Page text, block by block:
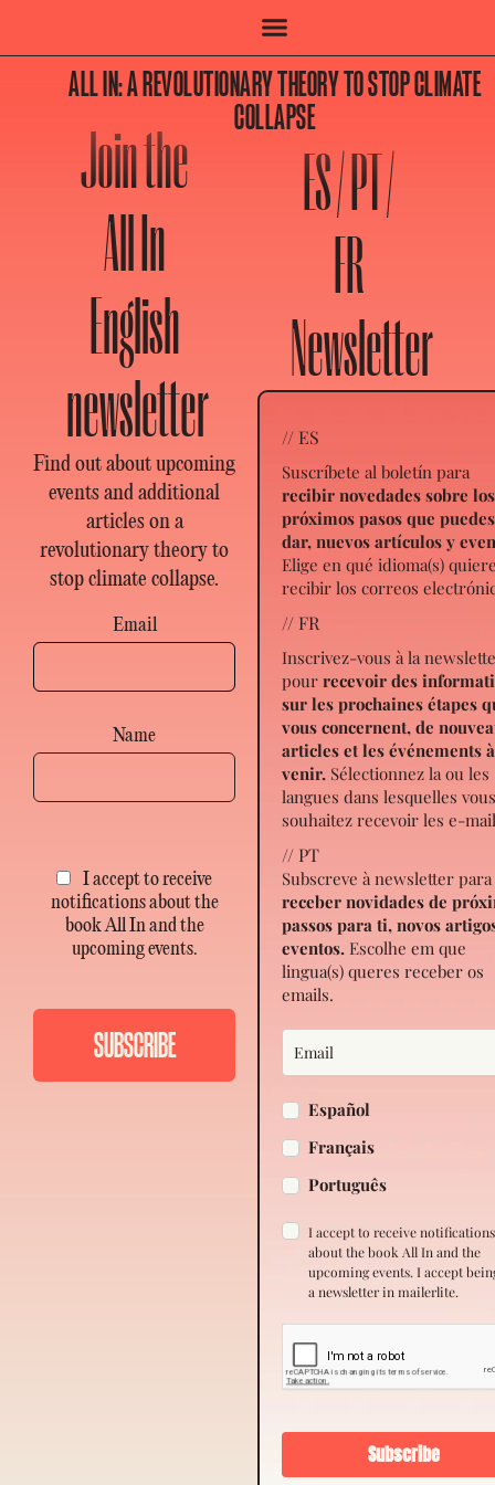
ALL IN: A REVOLUTIONARY THEORY TO STOP CLIMATE
COLLAPSE
Join the
All In
English
newsletter
Find out about upcoming
events and additional
articles on a
revolutionary theory to
stop climate collapse.
Email
Name
I accept to receive
notifications about the
book All In and the
upcoming events.
ES / PT /
FR
Newsletter
// ES
Suscríbete al boletín para
recibir novedades sobre los
próximos pasos que puedes
dar, nuevos artículos y
Elige en qué idioma(s)
recibir los correos
// FR
Inscrivez-vous à la
pourrecevoir des
sur les prochaines étapes
vous concernent, de
articles et les événements à
venir. Sélectionnez la ou les
langues dans lesquelles
souhaitez recevoir les e-
// PT
Subscreve à newsletter para
receber novidades de
passos para ti, novos
eventos.Escolhe em que
lingua(s) queres receber os
emails.
Español
Français
Português
I accept to receive notifications
about the book All In and the
upcoming events. I accept
a newsletter in mailerlite.
Subscribe